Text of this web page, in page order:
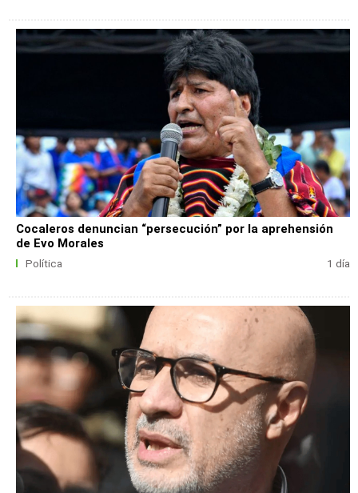
Cocaleros denuncian “persecución” por la aprehensión
de Evo Morales
Política 1 día